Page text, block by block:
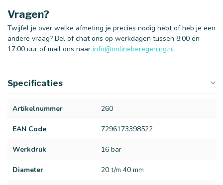
Vragen?
Twijfel je over welke afmeting je precies nodig hebt of heb je een
andere vraag? Bel of chat ons op werkdagen tussen 8:00 en
17:00 uur of mail ons naar info@onlineberegening.nl.
Specificaties
Artikelnummer 260
EAN Code 7296173398522
Werkdruk 16 bar
Diameter 20 t/m 40 mm